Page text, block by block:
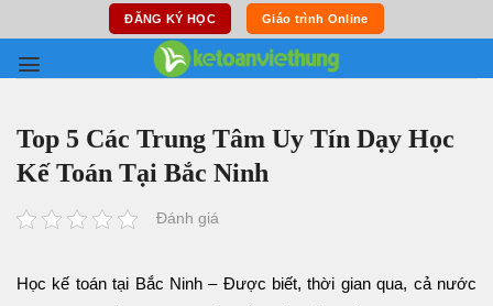
content
ĐĂNG KÝ HỌC Giáo trình Online
Top 5 Các Trung Tâm Uy Tín Dạy Học
Kế Toán Tại Bắc Ninh
Đánh giá
Học kế toán tại Bắc Ninh – Được biết, thời gian qua, cả nước